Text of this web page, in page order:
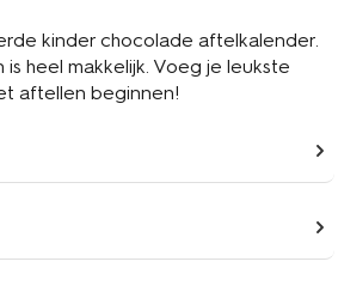
kinder chocolade aftelkalender.
heel makkelijk. Voeg je leukste
aftellen beginnen!